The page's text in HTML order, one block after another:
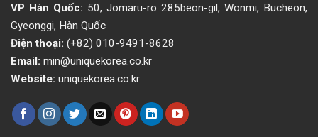
VP Hàn Quốc: 50, Jomaru-ro 285beon-gil, Wonmi, Bucheon,
Gyeonggi, Hàn Quốc
Điện thoại: (+82) 010-9491-8628
Email: min@uniquekorea.co.kr
Website: uniquekorea.co.kr